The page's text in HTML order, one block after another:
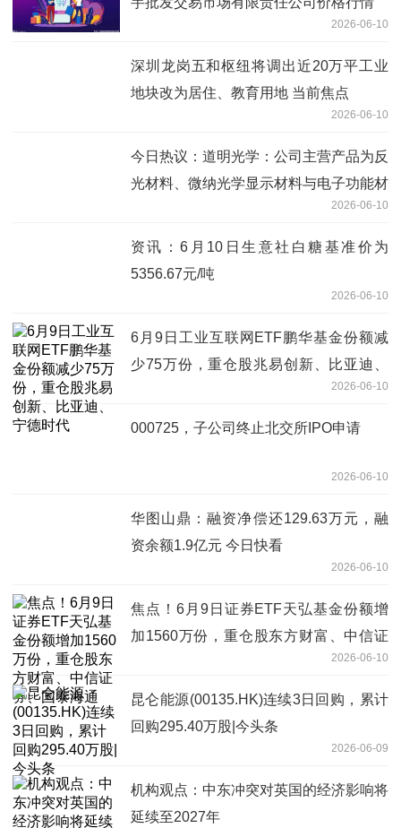
2026-06-10
深圳龙岗五和枢纽将调出近20万平工业
地块改为居住、教育用地 当前焦点
2026-06-10
今日热议：道明光学：公司主营产品为反
光材料、微纳光学显示材料与电子功能材
2026-06-10
资讯：6月10日生意社白糖基准价为
5356.67元/吨
2026-06-10
6月9日工业互联网ETF鹏华基金份额减
少75万份，重仓股兆易创新、比亚迪、
2026-06-10
000725，子公司终止北交所IPO申请
2026-06-10
华图山鼎：融资净偿还129.63万元，融
资余额1.9亿元 今日快看
2026-06-10
焦点！6月9日证券ETF天弘基金份额增
加1560万份，重仓股东方财富、中信证
2026-06-10
昆仑能源(00135.HK)连续3日回购，累计
回购295.40万股|今头条
2026-06-09
机构观点：中东冲突对英国的经济影响将
延续至2027年